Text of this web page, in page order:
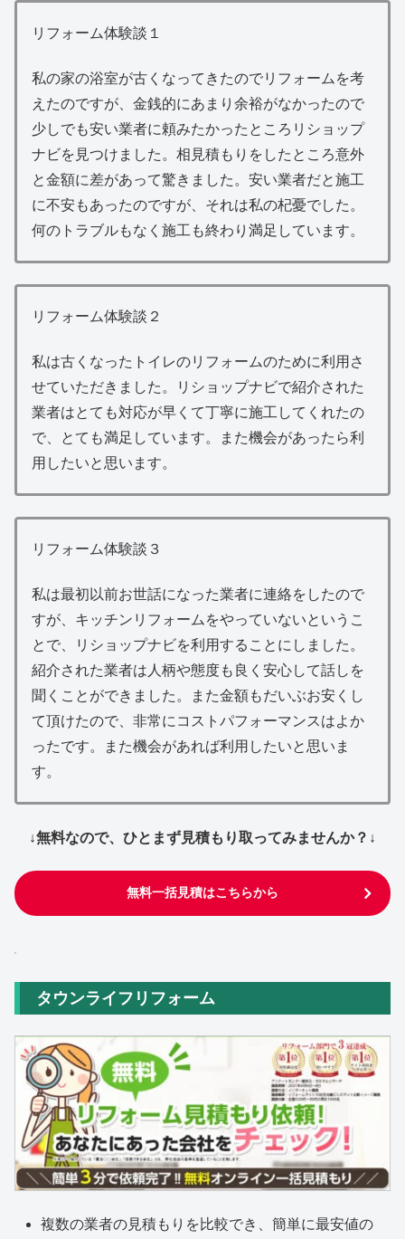
リフォーム体験談１
私の家の浴室が古くなってきたのでリフォームを考
えたのですが、金銭的にあまり余裕がなかったので
少しでも安い業者に頼みたかったところリショップ
ナビを見つけました。相見積もりをしたところ意外
と金額に差があって驚きました。安い業者だと施工
に不安もあったのですが、それは私の杞憂でした。
何のトラブルもなく施工も終わり満足しています。
リフォーム体験談２
私は古くなったトイレのリフォームのために利用さ
せていただきました。リショップナビで紹介された
業者はとても対応が早くて丁寧に施工してくれたの
で、とても満足しています。また機会があったら利
用したいと思います。
リフォーム体験談３
私は最初以前お世話になった業者に連絡をしたので
すが、キッチンリフォームをやっていないというこ
とで、リショップナビを利用することにしました。
紹介された業者は人柄や態度も良く安心して話しを
聞くことができました。また金額もだいぶお安くし
て頂けたので、非常にコストパフォーマンスはよか
ったです。また機会があれば利用したいと思いま
す。
↓無料なので、ひとまず見積もり取ってみませんか？↓
無料一括見積はこちらから
タウンライフリフォーム
複数の業者の見積もりを比較でき、簡単に最安値の